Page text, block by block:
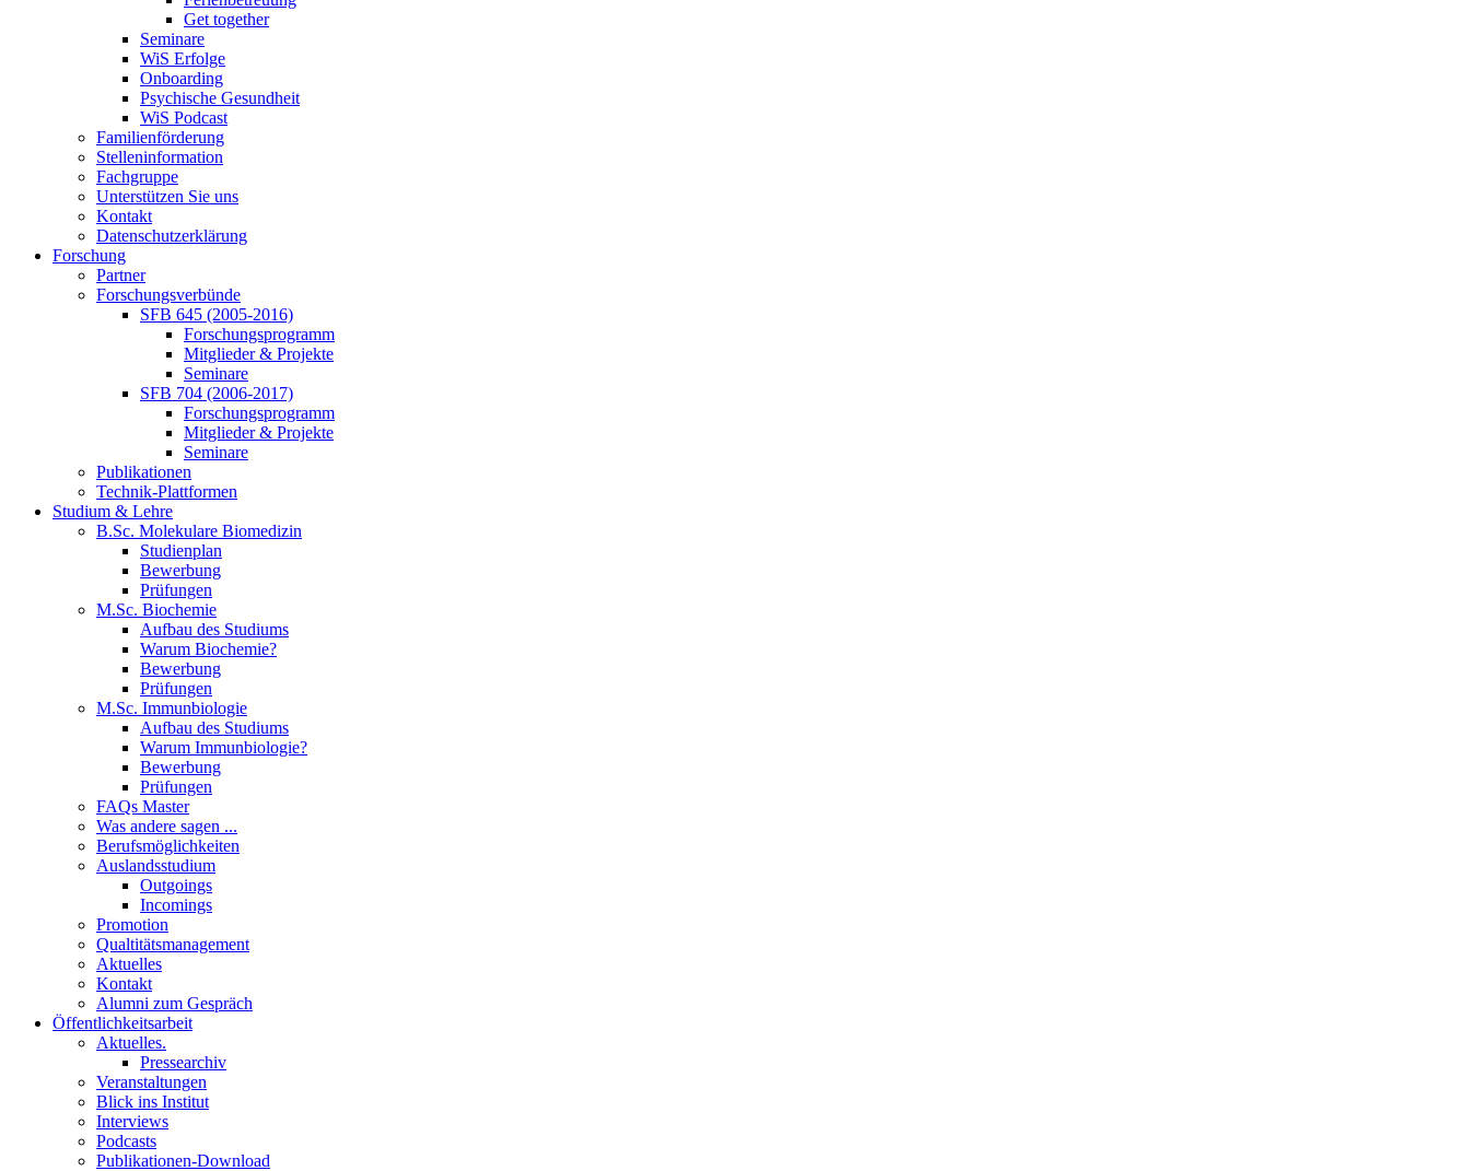
Get together
Seminare
WiS Erfolge
Onboarding
Psychische Gesundheit
WiS Podcast
Familienförderung
Stelleninformation
Fachgruppe
Unterstützen Sie uns
Kontakt
Datenschutzerklärung
Forschung
Partner
Forschungsverbünde
SFB 645 (2005-2016)
Forschungsprogramm
Mitglieder & Projekte
Seminare
SFB 704 (2006-2017)
Forschungsprogramm
Mitglieder & Projekte
Seminare
Publikationen
Technik-Plattformen
Studium & Lehre
B.Sc. Molekulare Biomedizin
Studienplan
Bewerbung
Prüfungen
M.Sc. Biochemie
Aufbau des Studiums
Warum Biochemie?
Bewerbung
Prüfungen
M.Sc. Immunbiologie
Aufbau des Studiums
Warum Immunbiologie?
Bewerbung
Prüfungen
FAQs Master
Was andere sagen ...
Berufsmöglichkeiten
Auslandsstudium
Outgoings
Incomings
Promotion
Qualtitätsmanagement
Aktuelles
Kontakt
Alumni zum Gespräch
Öffentlichkeitsarbeit
Aktuelles.
Pressearchiv
Veranstaltungen
Blick ins Institut
Interviews
Podcasts
Publikationen-Download